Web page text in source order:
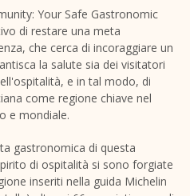
Your Safe Gastronomic
di restare una meta
che cerca di incoraggiare un
la salute sia dei visitatori
e in tal modo, di
come regione chiave nel
e mondiale.
gastronomica di questa
di ospitalità si sono forgiate
inseriti nella guida Michelin